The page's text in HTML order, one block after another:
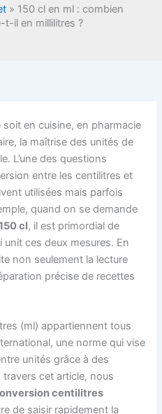
» 150 cl en ml : combien
t-il en millilitres ?
en cuisine, en pharmacie
la maîtrise des unités de
L’une des questions
entre les centilitres et
utilisées mais parfois
quand on se demande
cl, il est primordial de
ces deux mesures. En
non seulement la lecture
précise de recettes
(ml) appartiennent tous
une norme qui vise
unités grâce à des
cet article, nous
centilitres
de saisir rapidement la